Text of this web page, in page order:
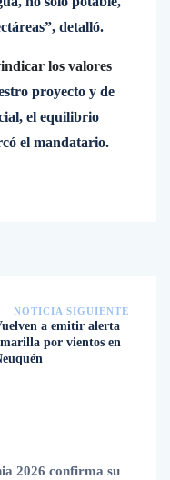
detalló.
los valores
proyecto y de
el equilibrio
el mandatario.
NOTICIA SIGUIENTE
a emitir alerta
por vientos en
2026 confirma su